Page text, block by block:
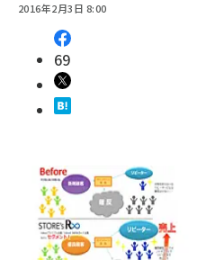
2016年2月3日 8:00
69